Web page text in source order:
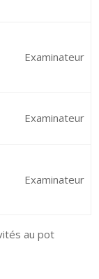
Examinateur
Examinateur
Examinateur
au pot